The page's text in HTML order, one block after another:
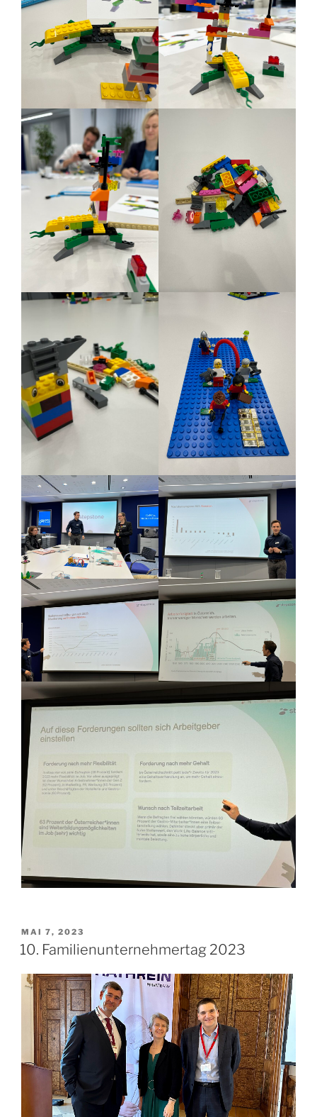
VERÖFFENTLICHT
AM
MAI 7, 2023
10. Familienunternehmertag 2023